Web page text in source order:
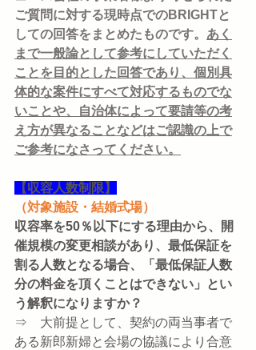
ご質問に対する現時点でのBRIGHTと
しての回答をまとめたものです。 あく
まで一般論として参考にしていただく
ことを目的とした回答であり、個別具
体的な案件にすべて対応するものでな
いことや、自治体によって要請等の考
え方が異なることなどはご認識の上で
ご参考になさってください。
【収容人数制限】
（対象施設・結婚式場）
収容率を50％以下にする理由から、開
催規模の変更相談があり、最低保証を
割る人数となる場合、「最低保証人数
分の料金を頂くことはできない」とい
う解釈になりますか？
⇒　大前提として、契約の両当事者で
ある新郎新婦と会場の協議により合意